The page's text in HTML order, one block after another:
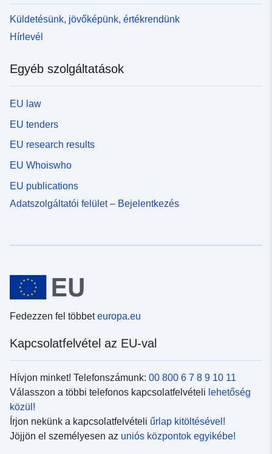
Küldetésünk, jövőképünk, értékrendünk
Hírlevél
Egyéb szolgáltatások
EU law
EU tenders
EU research results
EU Whoiswho
EU publications
Adatszolgáltatói felület – Bejelentkezés
Fedezzen fel többeteuropa.eu
Kapcsolatfelvétel az EU-val
Hívjon minket! Telefonszámunk: 00 800 6 7 8 9 10 11
Válasszon a többi telefonos kapcsolatfelvételi lehetőség
közül!
Írjon nekünk a kapcsolatfelvételi űrlap kitöltésével!
Jöjjön el személyesen az uniós központok egyikébe!